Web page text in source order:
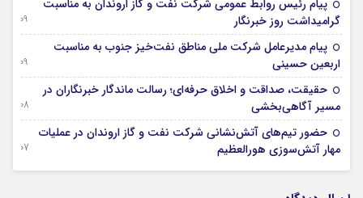
پیام رئیس روابط عمومی شركت نفت و گاز اروندان به مناسبت
گرامیداشت روز خبرنگار
09 آگوست 2026
پیام مدیرعامل شركت ملی مناطق نفت‌خیز جنوب به مناسبت
اربعین حسینی
09 آگوست 2026
حقیقت، صداقت و اخلاق حرفه‌ای؛ رسالت ماندگار خبرنگاران در
مسیر آگاهی‌بخشی
08 آگوست 2026
حضور تیم‌های آتش‌نشانی شركت نفت و گاز اروندان در عملیات
مهار آتش‌سوزی هورالعظیم
07 آگوست 2026